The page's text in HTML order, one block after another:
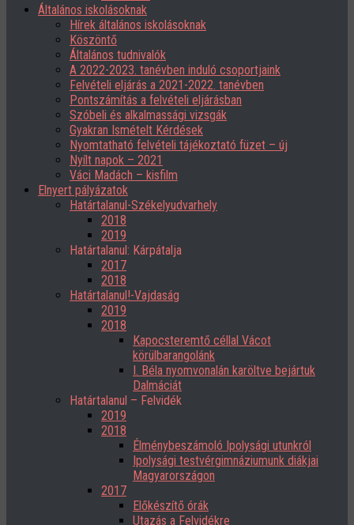
Általános iskolásoknak
Hírek általános iskolásoknak
Köszöntő
Általános tudnivalók
A 2022-2023. tanévben induló csoportjaink
Felvételi eljárás a 2021-2022. tanévben
Pontszámítás a felvételi eljárásban
Szóbeli és alkalmassági vizsgák
Gyakran Ismételt Kérdések
Nyomtatható felvételi tájékoztató füzet – új
Nyílt napok – 2021
Váci Madách – kisfilm
Elnyert pályázatok
Határtalanul-Székelyudvarhely
2018
2019
Határtalanul: Kárpátalja
2017
2018
Határtalanul!-Vajdaság
2019
2018
Kapocsteremtő céllal Vácot
körülbarangolánk
I. Béla nyomvonalán karöltve bejártuk
Dalmáciát
Határtalanul – Felvidék
2019
2018
Élménybeszámoló Ipolysági utunkról
Ipolysági testvérgimnáziumunk diákjai
Magyarországon
2017
Előkészítő órák
Utazás a Felvidékre